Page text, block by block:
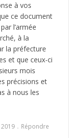
à vos
ce document
l’armée
à la
la préfecture
et que ceux-ci
mois
précisions et
à nous les
Répondre